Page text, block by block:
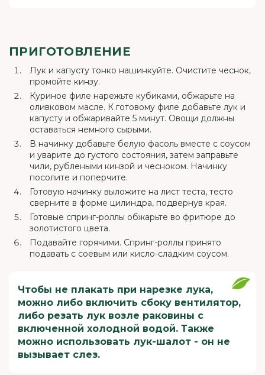
ПРИГОТОВЛЕНИЕ
Лук и капусту тонко нашинкуйте. Очистите чеснок,
промойте кинзу.
Куриное филе нарежьте кубиками, обжарьте на
оливковом масле. К готовому филе добавьте лук и
капусту и обжаривайте 5 минут. Овощи должны
оставаться немного сырыми.
В начинку добавьте белую фасоль вместе с соусом
и уварите до густого состояния, затем заправьте
чили, рублеными кинзой и чесноком. Начинку
посолите и поперчите.
Готовую начинку выложите на лист теста, тесто
сверните в форме цилиндра, подвернув края.
Готовые спринг-роллы обжарьте во фритюре до
золотистого цвета.
Подавайте горячими. Спринг-роллы принято
подавать с соевым или кисло-сладким соусом.
Чтобы не плакать при нарезке лука,
можно либо включить сбоку вентилятор,
либо резать лук возле раковины с
включенной холодной водой. Также
можно использовать лук-шалот - он не
вызывает слез.